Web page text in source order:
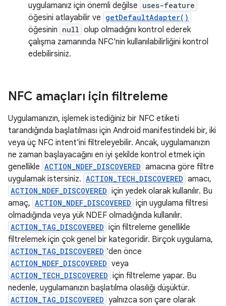
uygulamanız için önemli değilse uses-feature
öğesini atlayabilir ve getDefaultAdapter()
öğesinin null olup olmadığını kontrol ederek
çalışma zamanında NFC'nin kullanılabilirliğini kontrol
edebilirsiniz.
NFC amaçları için filtreleme
Uygulamanızın, işlemek istediğiniz bir NFC etiketi
tarandığında başlatılması için Android manifestindeki bir, iki
veya üç NFC intent'ini filtreleyebilir. Ancak, uygulamanızın
ne zaman başlayacağını en iyi şekilde kontrol etmek için
genellikle ACTION_NDEF_DISCOVERED amacına göre filtre
uygulamak istersiniz. ACTION_TECH_DISCOVERED amacı,
ACTION_NDEF_DISCOVERED için yedek olarak kullanılır. Bu
amaç, ACTION_NDEF_DISCOVERED için uygulama filtresi
olmadığında veya yük NDEF olmadığında kullanılır.
ACTION_TAG_DISCOVERED için filtreleme genellikle
filtrelemek için çok genel bir kategoridir. Birçok uygulama,
ACTION_TAG_DISCOVERED 'den önce
ACTION_NDEF_DISCOVERED veya
ACTION_TECH_DISCOVERED için filtreleme yapar. Bu
nedenle, uygulamanızın başlatılma olasılığı düşüktür.
ACTION_TAG_DISCOVERED yalnızca son çare olarak